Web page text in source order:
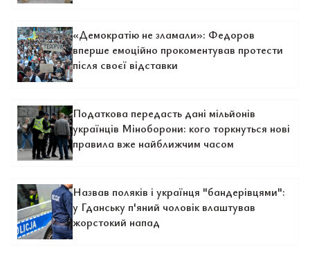
«Демократію не зламали»: Федоров
вперше емоційно прокоментував протести
після своєї відставки
Податкова передасть дані мільйонів
українців Міноборони: кого торкнуться нові
правила вже найближчим часом
Назвав поляків і українця "бандерівцями":
у Гданську п'яний чоловік влаштував
жорстокий напад